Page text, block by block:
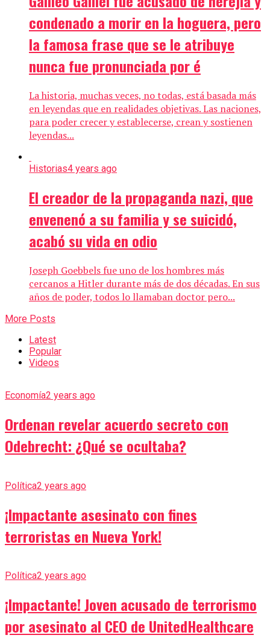
condenado a morir en la hoguera, pero
la famosa frase que se le atribuye
nunca fue pronunciada por é
La historia, muchas veces, no todas, está basada más
en leyendas que en realidades objetivas. Las naciones,
para poder crecer y establecerse, crean y sostienen
leyendas...
Historias4 years ago
El creador de la propaganda nazi, que
envenenó a su familia y se suicidó,
acabó su vida en odio
Joseph Goebbels fue uno de los hombres más
cercanos a Hitler durante más de dos décadas. En sus
años de poder, todos lo llamaban doctor pero...
More Posts
Latest
Popular
Videos
Economía2 years ago
Ordenan revelar acuerdo secreto con
Odebrecht: ¿Qué se ocultaba?
Política2 years ago
¡Impactante asesinato con fines
terroristas en Nueva York!
Política2 years ago
¡Impactante! Joven acusado de terrorismo
por asesinato al CEO de UnitedHealthcare